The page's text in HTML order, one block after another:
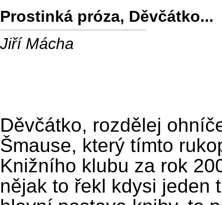
Prostinká próza, Děvčátko...
Jiří Mácha
Děvčátko, rozdělej
Šmause, který tímto
Knižního klubu za rok
nějak to řekl kdysi jeden